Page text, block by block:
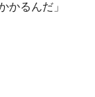
かるんだ」